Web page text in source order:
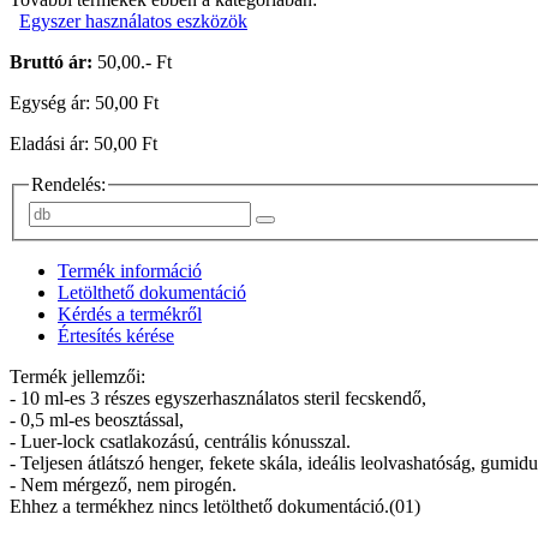
Egyszer használatos eszközök
Bruttó ár: 50,00.- Ft
Egység ár: 50,00 Ft
Eladási ár: 50,00 Ft
Rendelés:
Termék információ
Letölthető dokumentáció
Kérdés a termékről
Értesítés kérése
Termék jellemzői:
- 10 ml-es 3 részes egyszerhasználatos steril fecskendő,
- 0,5 ml-es beosztással,
- Luer-lock csatlakozású, centrális kónusszal.
- Teljesen átlátszó henger, fekete skála, ideális leolvashatóság,
- Nem mérgező, nem pirogén.
Ehhez a termékhez nincs letölthető dokumentáció.(01)